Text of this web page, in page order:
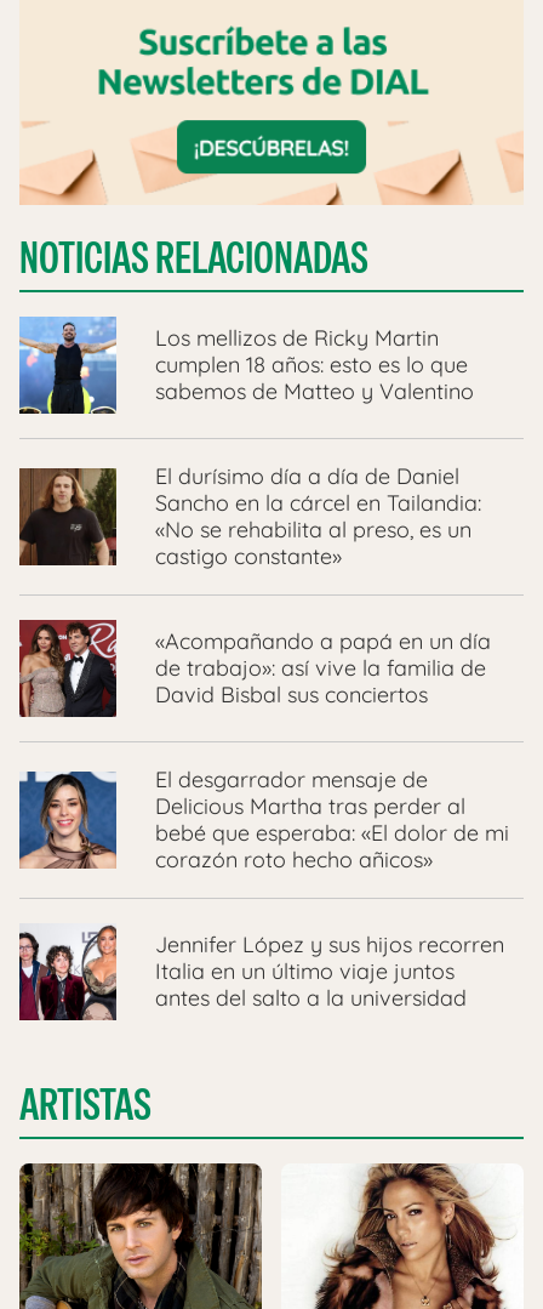
NOTICIAS RELACIONADAS
Los mellizos de Ricky Martin
cumplen 18 años: esto es lo que
sabemos de Matteo y Valentino
El durísimo día a día de Daniel
Sancho en la cárcel en Tailandia:
«No se rehabilita al preso, es un
castigo constante»
«Acompañando a papá en un día
de trabajo»: así vive la familia de
David Bisbal sus conciertos
El desgarrador mensaje de
Delicious Martha tras perder al
bebé que esperaba: «El dolor de mi
corazón roto hecho añicos»
Jennifer López y sus hijos recorren
Italia en un último viaje juntos
antes del salto a la universidad
ARTISTAS